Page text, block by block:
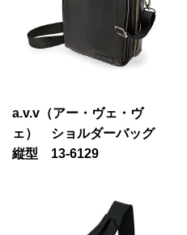
a.v.v（アー・ヴェ・ヴ
ェ） ショルダーバッグ
縦型 13-6129